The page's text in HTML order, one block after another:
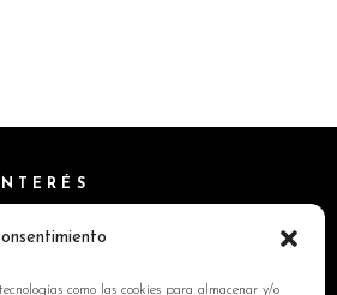
como las cookies para almacenar y/o